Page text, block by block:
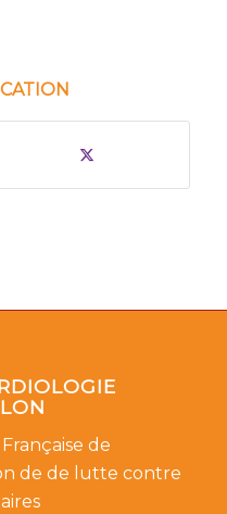
de
de de lutte contre